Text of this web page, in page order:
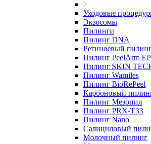
Уходовые
Экзосомы
Пилинги
Пилинг DNA
Ретиноевый
Пилинг PeelArm
Пилинг SKIN
Пилинг Wamiles
Пилинг BioRePeel
Карбоновый
Пилинг Мезопил
Пилинг PRX-T33
Пилинг Nano
Салициловый
Молочный пилинг